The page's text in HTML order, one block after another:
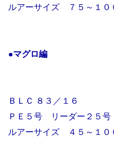
ルアーサイズ ７５～１０
●マグロ編
ＢＬＣ ８３／１６
ＰＥ５号 リーダー２５号
ルアーサイズ ４５～１０